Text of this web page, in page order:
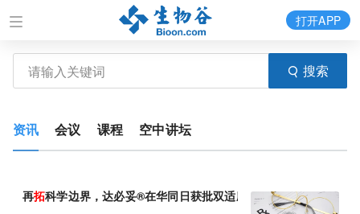
搜索
打开APP
资讯 会议 课程 空中讲坛
再拓科学边界，达必妥®在华同日获批双适应症